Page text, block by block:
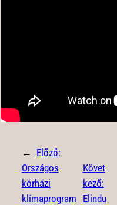
← Előző:
Országos
kórházi
klímaprogram
Követ
kező:
Elindu